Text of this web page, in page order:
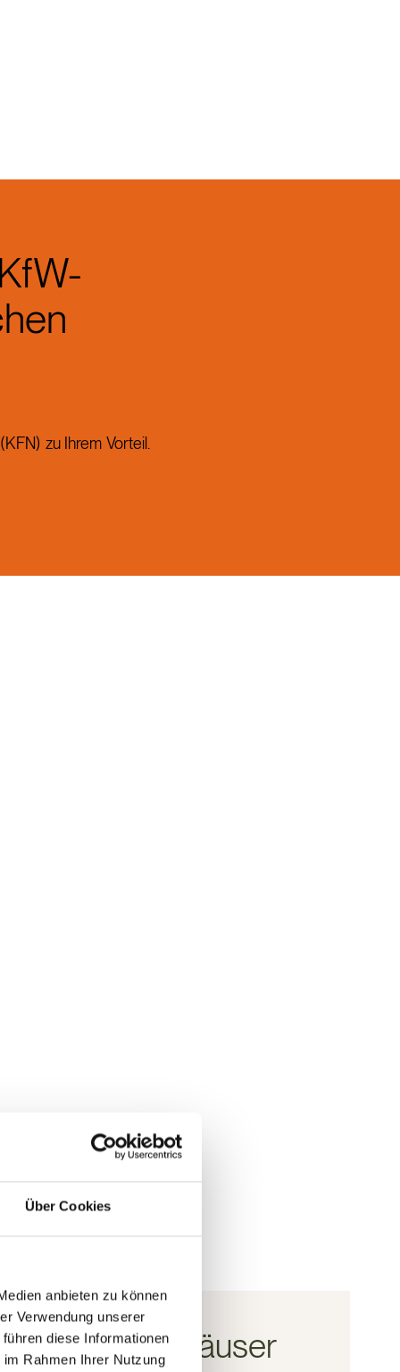
Über Cookies
anbieten zu können
Verwendung unserer
diese Informationen
Rahmen Ihrer Nutzung
zu Ihrem Vorteil.
Haas Häuser